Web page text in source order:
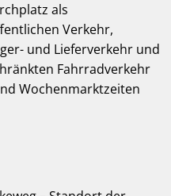
als
Verkehr,
und Lieferverkehr und
Fahrradverkehr
Wochenmarktzeiten